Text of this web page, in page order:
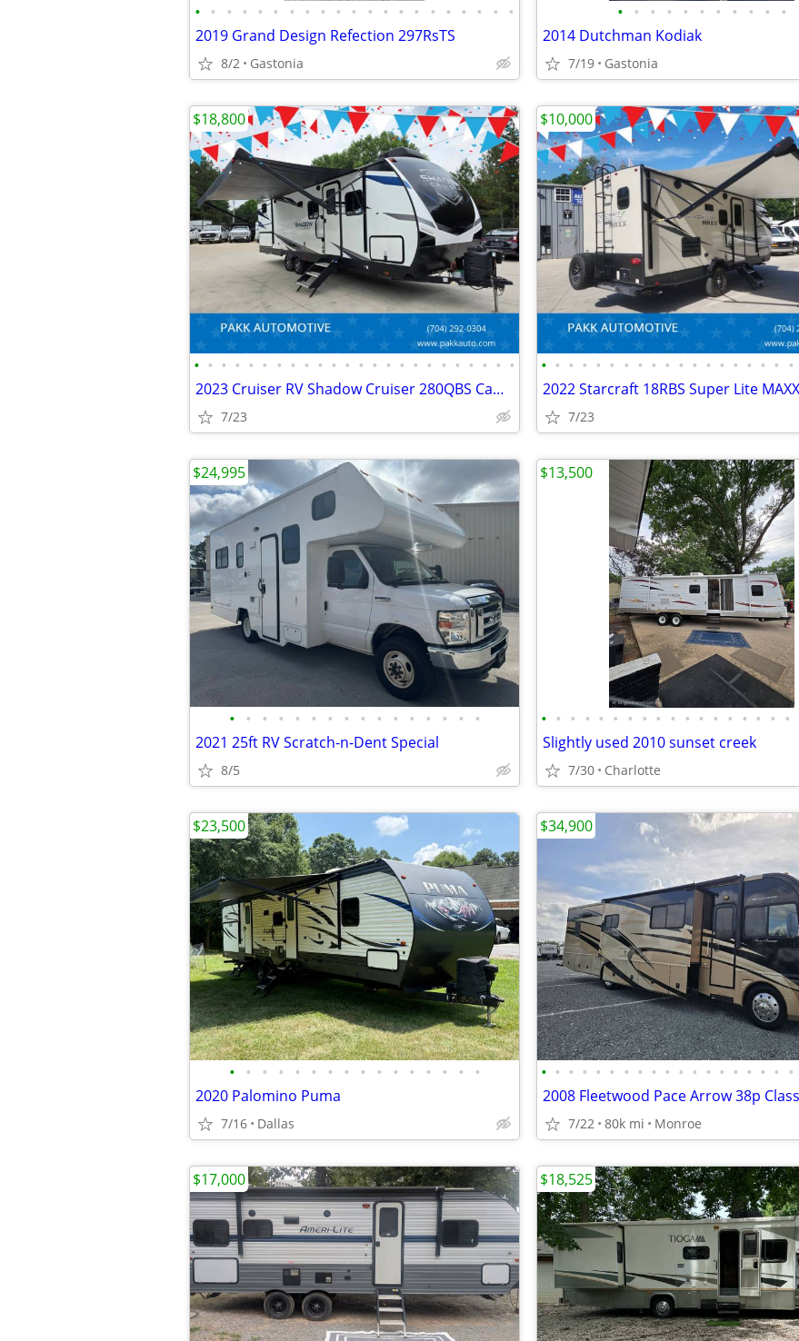
• • • • • • • • • • • • • • • • • • • • •
2019 Grand Design Refection 297RsTS
8/2 Gastonia
• • • • • • • • • • •
2014 Dutchman Kodiak
7/19 Gastonia
• • • • • • • • • • • • • • • • • • • • • • • •
2023 Cruiser RV Shadow Cruiser 280QBS Camper Camping Travel Trailer
7/23
$18,800
• • • • • • • • • • • • • • • • • • •
7/23
$10,000
• • • • • • • • • • • • • • • •
2021 25ft RV Scratch-n-Dent Special
8/5
$24,995
• • • • • • • • • • • • • • • • • •
Slightly used 2010 sunset creek
7/30 Charlotte
$13,500
• • • • • • • • • • • • • • • •
2020 Palomino Puma
7/16 Dallas
$23,500
• • • • • • • • • • • • • • • • • • •
7/22 80k mi Monroe
$34,900
$17,000 $18,525